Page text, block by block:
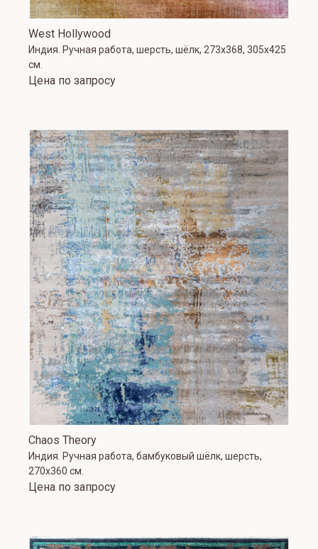
West Hollywood
Индия. Ручная работа, шерсть, шёлк, 273x368, 305x425
см.
Цена по запросу
Chaos Theory
Индия. Ручная работа, бамбуковый шёлк, шерсть,
270x360 см.
Цена по запросу